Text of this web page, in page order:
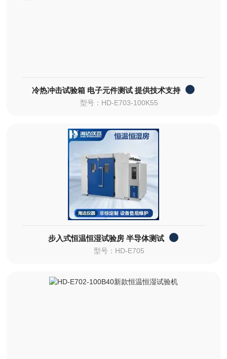
冷热冲击试验箱 电子元件测试 提供技术支持
型号：HD-E703-100K55
步入式恒温恒湿试验房 半导体测试
型号：HD-E705